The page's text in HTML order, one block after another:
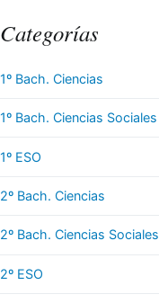
Categorías
1º Bach. Ciencias
1º Bach. Ciencias Sociales
1º ESO
2º Bach. Ciencias
2º Bach. Ciencias Sociales
2º ESO